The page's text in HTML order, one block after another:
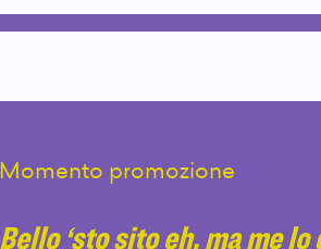
Momento promozione
Bello ‘sto sito eh, ma me